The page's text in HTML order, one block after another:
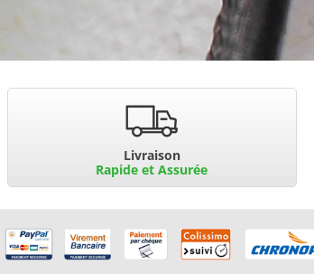
Livraison
Rapide et Assurée